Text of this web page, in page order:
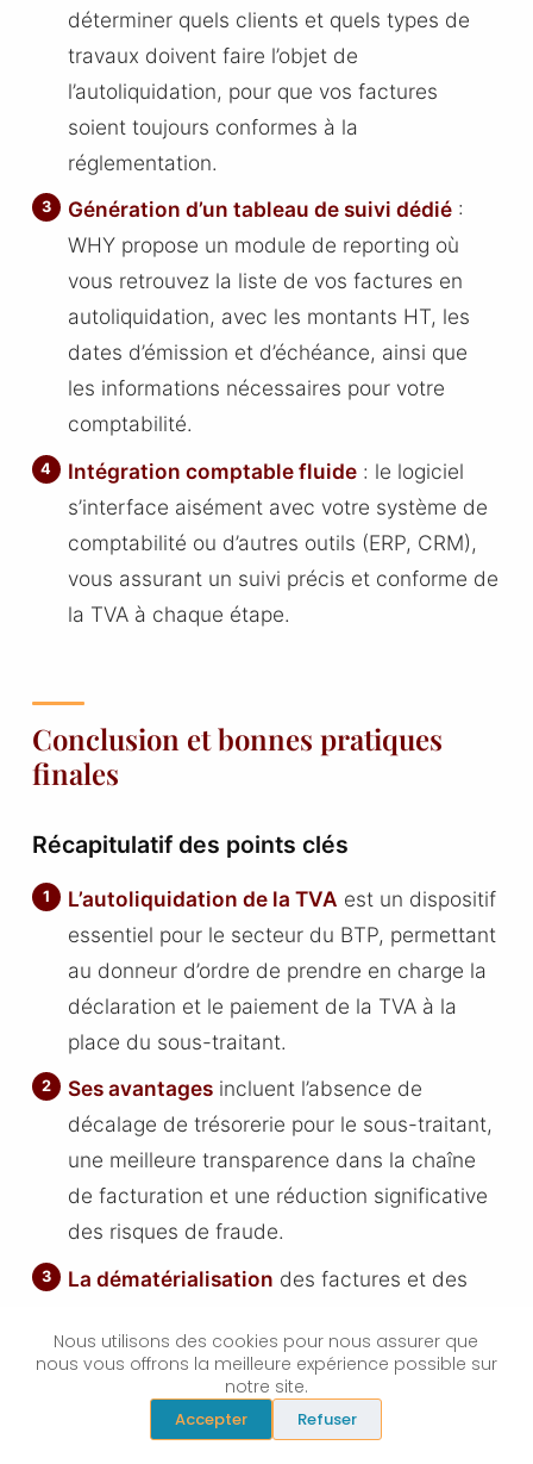
Nous utilisons des cookies pour nous assurer que
nous vous offrons la meilleure expérience possible sur
notre site.
Accepter Refuser
déterminer quels clients et quels types de
travaux doivent faire l’objet de
l’autoliquidation, pour que vos factures
soient toujours conformes à la
réglementation.
Génération d’un tableau de suivi dédié :
WHY propose un module de reporting où
vous retrouvez la liste de vos factures en
autoliquidation, avec les montants HT, les
dates d’émission et d’échéance, ainsi que
les informations nécessaires pour votre
comptabilité.
Intégration comptable fluide : le logiciel
s’interface aisément avec votre système de
comptabilité ou d’autres outils (ERP, CRM),
vous assurant un suivi précis et conforme de
la TVA à chaque étape.
Conclusion et bonnes pratiques
finales
Récapitulatif des points clés
L’autoliquidation de la TVA est un dispositif
essentiel pour le secteur du BTP, permettant
au donneur d’ordre de prendre en charge la
déclaration et le paiement de la TVA à la
place du sous-traitant.
Ses avantages incluent l’absence de
décalage de trésorerie pour le sous-traitant,
une meilleure transparence dans la chaîne
de facturation et une réduction significative
des risques de fraude.
La dématérialisation des factures et des
précieux pour fluidifier l’autoliquidation, en
réduisant les erreurs et en sécurisant les